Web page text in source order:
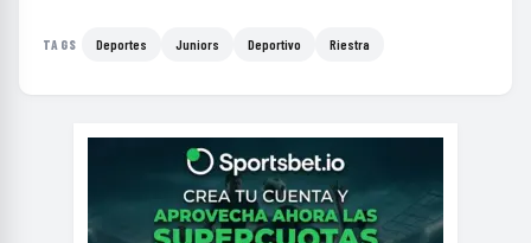
TAGS Deportes Juniors Deportivo Riestra